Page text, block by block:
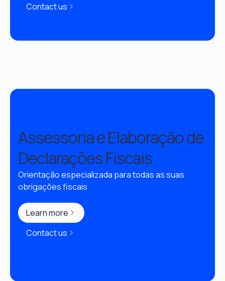
Contact us
Assessoria e Elaboração de
Declarações Fiscais
Orientação especializada para todas as suas
obrigações fiscais
Learn more
Contact us